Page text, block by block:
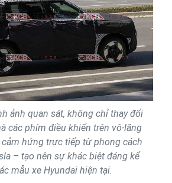
ảnh quan sát, không chỉ thay đổi
các phím điều khiển trên vô-lăng
hứng trực tiếp từ phong cách
– tạo nên sự khác biệt đáng kể
mẫu xe Hyundai hiện tại.